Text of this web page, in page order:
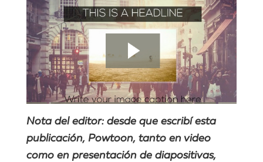
Nota del editor: desde que escribí esta
publicación, Powtoon, tanto en video
como en presentación de diapositivas,